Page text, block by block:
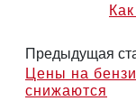
Предыдущая
Цены на
снижаются